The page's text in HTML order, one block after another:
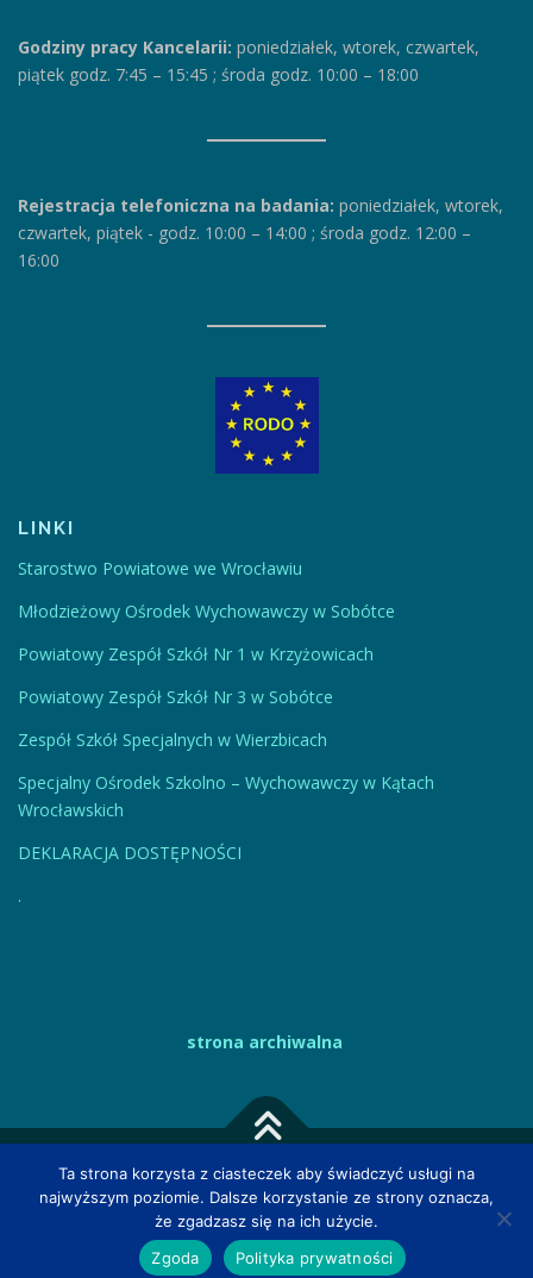
Godziny pracy Kancelarii: poniedziałek, wtorek, czwartek,
piątek godz. 7:45 – 15:45 ; środa godz. 10:00 – 18:00
Rejestracja telefoniczna na badania: poniedziałek, wtorek,
czwartek, piątek - godz. 10:00 – 14:00 ; środa godz. 12:00 –
16:00
LINKI
Starostwo Powiatowe we Wrocławiu
Młodzieżowy Ośrodek Wychowawczy w Sobótce
Powiatowy Zespół Szkół Nr 1 w Krzyżowicach
Powiatowy Zespół Szkół Nr 3 w Sobótce
Zespół Szkół Specjalnych w Wierzbicach
Specjalny Ośrodek Szkolno – Wychowawczy w Kątach
Wrocławskich
DEKLARACJA DOSTĘPNOŚCI
.
strona archiwalna
Prawa autorskie © 2026 Powiatowy Zespół Poradni
Psychologiczno-Pedagogicznych we Wrocławiu–OnePress
motyw wg FameThemes
Ta strona korzysta z ciasteczek aby świadczyć usługi na
najwyższym poziomie. Dalsze korzystanie ze strony oznacza,
że zgadzasz się na ich użycie.
Zgoda
Polityka prywatności